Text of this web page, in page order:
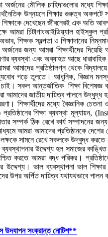
অর্জনের মৌলিক চাহিদাগুলোর মধ্যে
উন্নয়নে শিক্ষার গুরুত্ব অকপটে
শিক্ষাকে দেখেছেন জীবনেরই এক
আমরা চিটাগাংআইডিয়্যাল হাইস্কুল
অভাব, শিক্ষক স্বল্পতা ও শিক্ষাদানের
অর্জনের জন্য আমরা শিক্ষার্থীদের
ব্যবস্থা এবং অব্যাহত আছে
আমাদের প্রতিষ্ঠালগ্ন থেকে
গড়ে তুলতে। আধুনিক, বিজ্ঞান
চাই। সকল আন্তর্জাতিক শিক্ষা
আমাদের জাতীয় দায়িত্ব পালনে উদ্ধুদ্ধ
শিক্ষার্থীদের মধ্যে বৈজ্ঞানিক
শিক্ষা ব্যবস্থা মূল্যায়ন,
সম্পর্ক ঠিক রেখে কার্য
আমরা আমাদের প্রতিষ্ঠানকে
সামনে রেখে সকলকে উদ্বুদ্ধ
ব্যবস্থাপনার উদ্দেশ্য হল সমাজের
নিশ্চিত করতে আমরা বদ্ধ পরিকর।
উদ্দেশ্য। ভাল ব্যবস্থাপনা ভাল
উপর অর্পিত দায়িত্ব যথাযথভাবে
সংক্রান্ত নোটিশ**